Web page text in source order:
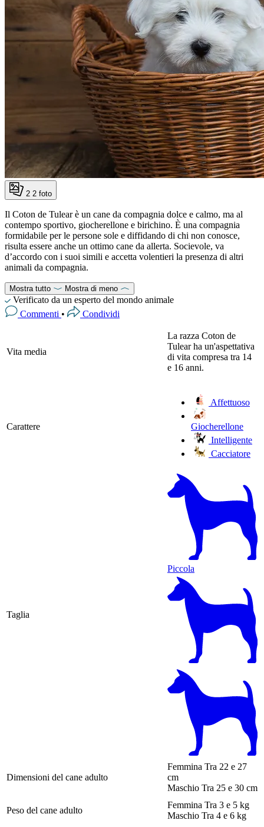
2 2 foto
Il Coton de Tulear è un cane da compagnia dolce e calmo, ma al
contempo sportivo, giocherellone e birichino. È una compagnia
formidabile per le persone sole e diffidando di chi non conosce,
risulta essere anche un ottimo cane da allerta. Socievole, va
d’accordo con i suoi simili e accetta volentieri la presenza di altri
animali da compagnia.
Mostra tutto Mostra di meno
Verificato da un esperto del mondo animale
Commenti • Condividi
Vita media
La razza Coton de
Tulear ha un'aspettativa
di vita compresa tra 14
e 16 anni.
Carattere
Affettuoso
Giocherellone
Intelligente
Cacciatore
Taglia
Piccola
Dimensioni del cane adulto
Femmina Tra 22 e 27
cm
Maschio Tra 25 e 30 cm
Peso del cane adulto
Femmina Tra 3 e 5 kg
Maschio Tra 4 e 6 kg